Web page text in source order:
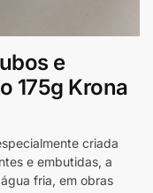
e
175g Krona
criada
e embutidas, a
fria, em obras